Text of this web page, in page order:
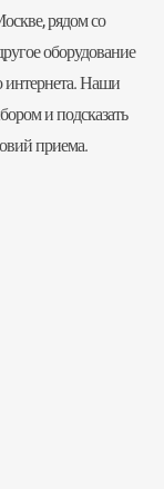
рядом со
оборудование
. Наши
и подсказать
приема.